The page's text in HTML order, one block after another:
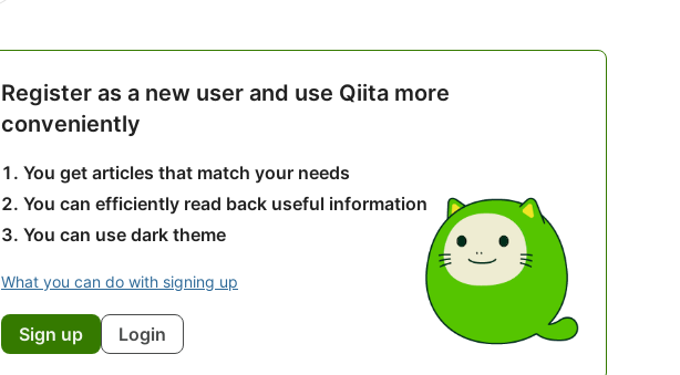
Register as a new user and use Qiita more
conveniently
You get articles that match your needs
You can efficiently read back useful information
You can use dark theme
What you can do with signing up
Sign up Login